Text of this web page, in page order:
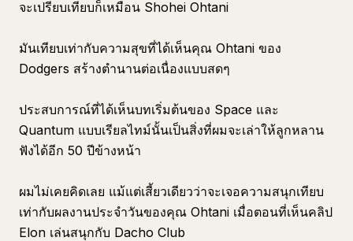
จะเปรียบเทียบก็เหมือน Shohei Ohtani
มันเทียบเท่ากับความสุขที่ได้เห็นคุณ Ohtani ของ
Dodgers สร้างตำนานต่อเนื่องแบบสดๆ
ประสบการณ์ที่ได้เห็นบทเริ่มต้นของ Space และ
Quantum แบบเรียลไทม์นั้นเป็นสิ่งที่ผมจะเล่าให้ลูกหลาน
ฟังได้อีก 50 ปีข้างหน้า
ผมไม่เคยคิดเลย แม้แต่เสี้ยวเดียวว่าจะเจอความสนุกเทียบ
เท่ากับผลงานประจำวันของคุณ Ohtani เมื่อตอนที่เห็นคลิป
Elon เล่นสนุกกับ Dacho Club